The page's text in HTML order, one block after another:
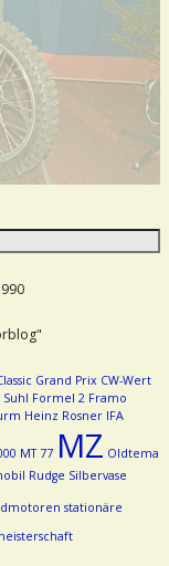
Grand Prix CW-Wert
Formel 2 Framo
Heinz Rosner IFA
MT 77 MZ Oldtema
Rudge Silbervase
stationäre